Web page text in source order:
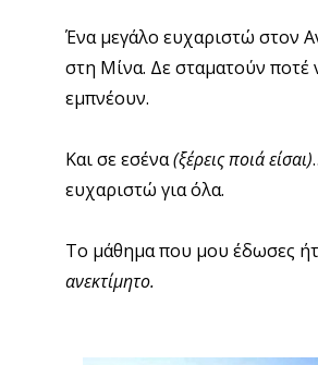
Ένα μεγάλο ευχαριστώ στον
στη Μίνα. Δε σταματούν ποτέ
εμπνέουν.
Και σε εσένα(ξέρεις ποιά είσαι)
ευχαριστώ για όλα.
Το μάθημα που μου έδωσες
ανεκτίμητο.